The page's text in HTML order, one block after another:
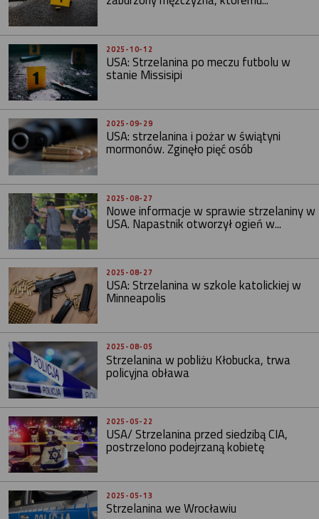
2025-10-12
USA: Strzelanina po meczu futbolu w
stanie Missisipi
2025-09-29
USA: strzelanina i pożar w świątyni
mormonów. Zginęło pięć osób
2025-08-27
Nowe informacje w sprawie strzelaniny w
USA. Napastnik otworzył ogień w...
2025-08-27
USA: Strzelanina w szkole katolickiej w
Minneapolis
2025-08-05
Strzelanina w pobliżu Kłobucka, trwa
policyjna obława
2025-05-22
USA/ Strzelanina przed siedzibą CIA,
postrzelono podejrzaną kobietę
2025-05-13
Strzelanina we Wrocławiu